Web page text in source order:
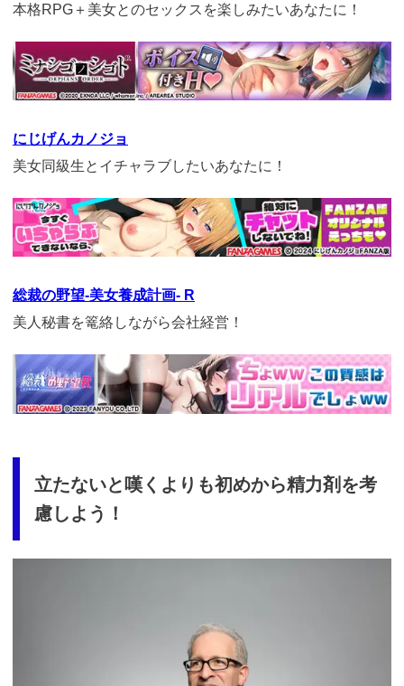
本格RPG＋美女とのセックスを楽しみたいあなたに！
https://cv-
measurement.com/ad/p/r?
medium=261&ad=1028&creative=908
にじげんカノジョ
美女同級生とイチャラブしたいあなたに！
https://cv-
measurement.com/ad/p/r?
medium=261&ad=687&creative=590
総裁の野望-美女養成計画- R
美人秘書を篭絡しながら会社経営！
https://cv-
measurement.com/ad/p/r?
medium=261&ad=990&creative=870
立たないと嘆くよりも初めから精力剤を考
慮しよう！